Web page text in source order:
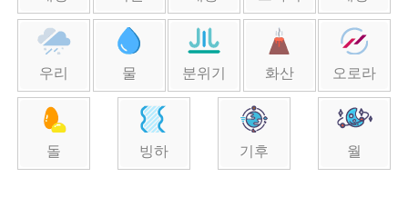
우리 물 분위기 화산 오로라
돌 빙하 기후 월